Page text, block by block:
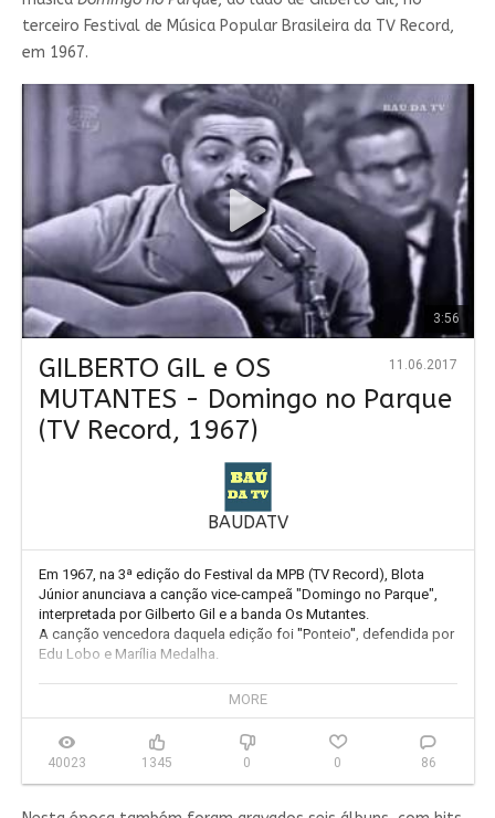
terceiro Festival de Música Popular Brasileira da TV Record,
em 1967.
3:56
11.06.2017
GILBERTO GIL e OS
MUTANTES - Domingo no Parque
(TV Record, 1967)
BAUDATV
Em 1967, na 3ª edição do Festival da MPB (TV Record), Blota
Júnior anunciava a canção vice-campeã "Domingo no Parque",
interpretada por Gilberto Gil e a banda Os Mutantes.
A canção vencedora daquela edição foi "Ponteio", defendida por
Edu Lobo e Marília Medalha.
Edu Lobo e Marília Medalha vencem o Festival da Record de
Ary Toledo canta "Hey Mister" no Festival da Record de 1969:
MORE
40023 1345 0 0 86